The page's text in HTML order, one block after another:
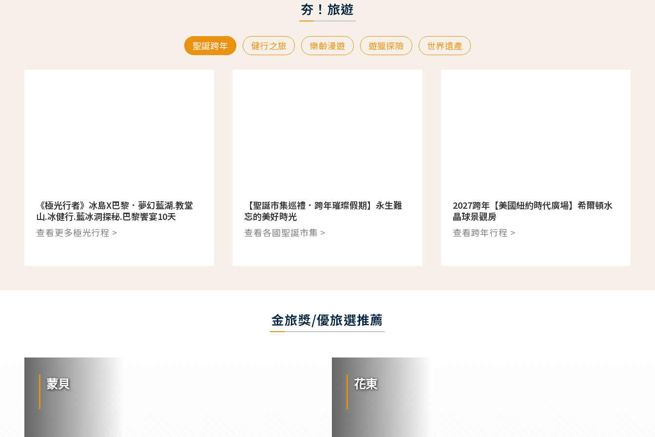
夯！旅遊
聖誕跨年 健行之旅 樂齡漫遊 遊獵探險 世界遺產
《極光行者》冰島X巴黎．夢幻藍湖.教堂
山.冰健行.藍冰洞探秘.巴黎饗宴10天
查看更多極光行程 >
【聖誕市集巡禮．跨年璀璨假期】永生難
忘的美好時光
查看各國聖誕市集 >
2027跨年【美國紐約時代廣場】希爾頓水
晶球景觀房
查看跨年行程 >
金旅獎/優旅選推薦
蒙貝 花東